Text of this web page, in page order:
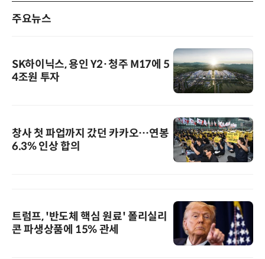
주요뉴스
SK하이닉스, 용인 Y2·청주 M17에 5
4조원 투자
창사 첫 파업까지 갔던 카카오…연봉
6.3% 인상 합의
트럼프, '반도체 핵심 원료' 폴리실리
콘 파생상품에 15% 관세